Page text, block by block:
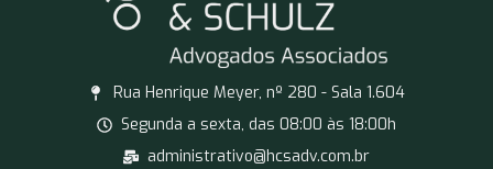
Rua Henrique Meyer, nº 280 - Sala 1.604
Segunda a sexta, das 08:00 às 18:00h
administrativo@hcsadv.com.br